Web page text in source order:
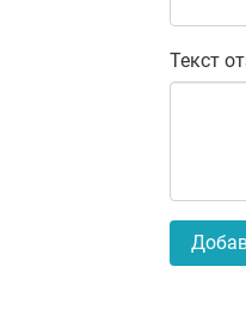
Текст